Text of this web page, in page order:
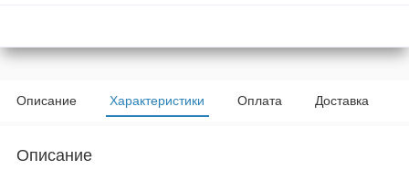
Описание Характеристики Оплата Доставка
Описание